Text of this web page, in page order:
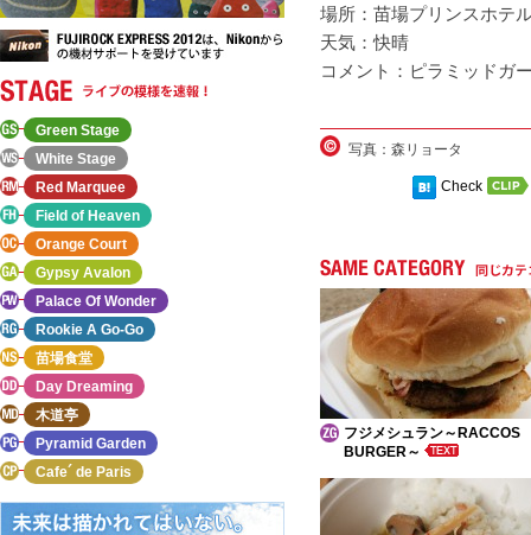
場所：苗場プリンスホテ
天気：快晴
コメント：ピラミッドガ
写真：森リョータ
Check
フジメシュラン～RACCOS
BURGER～
Green Stage
White Stage
Red Marquee
Field of Heaven
Orange Court
Gypsy Avalon
Palace Of Wonder
Rookie A Go-Go
苗場食堂
Day Dreaming
木道亭
Pyramid Garden
Cafe´ de Paris